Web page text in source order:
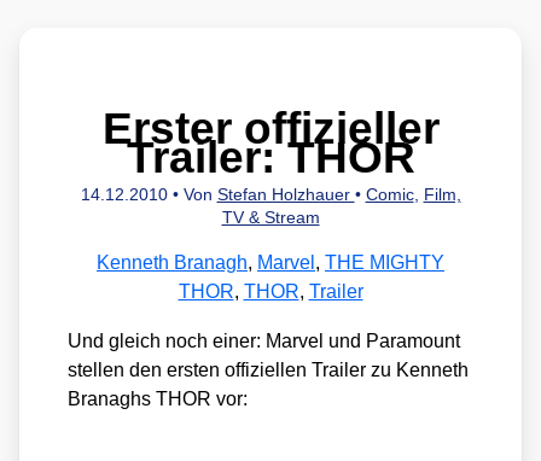
Erster offizieller
Trailer: THOR
14.12.2010 • Von Stefan Holzhauer • Comic, Film,
TV & Stream
Kenneth Branagh, Marvel , THE MIGHTY
THOR, THOR, Trailer
Und gleich noch einer: Mar­vel und Para­mount
stel­len den ers­ten offi­zi­el­len Trai­ler zu Ken­neth
Bra­naghs THOR vor: